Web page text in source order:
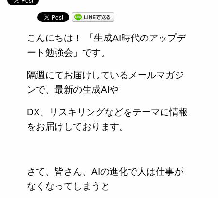
こんにちは！ 「生成AI時代のアップデ
ート勉強会」です。
隔週にてお届けしているメールマガジ
ンで、最新の生成AIや
DX、リスキリングなどをテーマに情報
をお届けしております。
さて、皆さん、AIの進化で人は仕事が
なくなってしまうと